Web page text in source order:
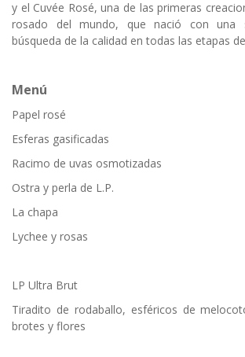
y el Cuvée Rosé, una de las primeras
rosado del mundo, que nació con una
búsqueda de la calidad en todas las etapas
Menú
Papel rosé
Esferas gasificadas
Racimo de uvas osmotizadas
Ostra y perla de L.P.
La chapa
Lychee y rosas
LP Ultra Brut
Tiradito de rodaballo, esféricos de
brotes y flores